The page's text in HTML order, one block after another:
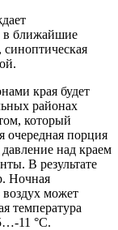
в ближайшие
края будет
районах
который
очередная порция
над краем
В результате
Ночная
может
температура
11 °С.